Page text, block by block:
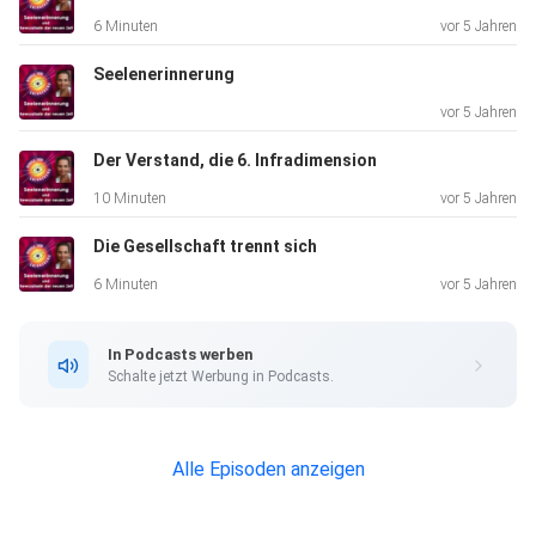
6 Minuten vor 5 Jahren
Seelenerinnerung
vor 5 Jahren
Der Verstand, die 6. Infradimension
10 Minuten vor 5 Jahren
Die Gesellschaft trennt sich
6 Minuten vor 5 Jahren
In Podcasts werben
Schalte jetzt Werbung in Podcasts.
Alle Episoden anzeigen